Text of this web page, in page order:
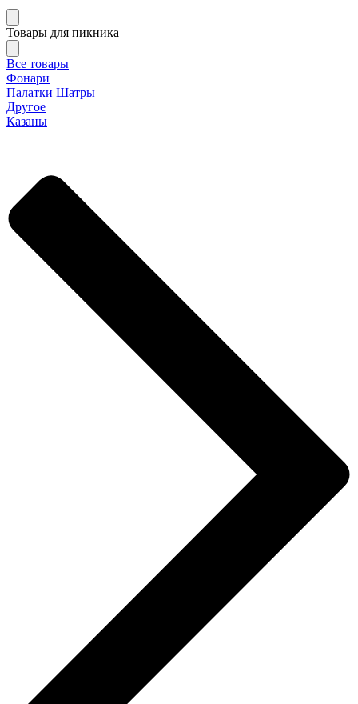
Товары для пикника
Все товары
Фонари
Палатки Шатры
Другое
Казаны